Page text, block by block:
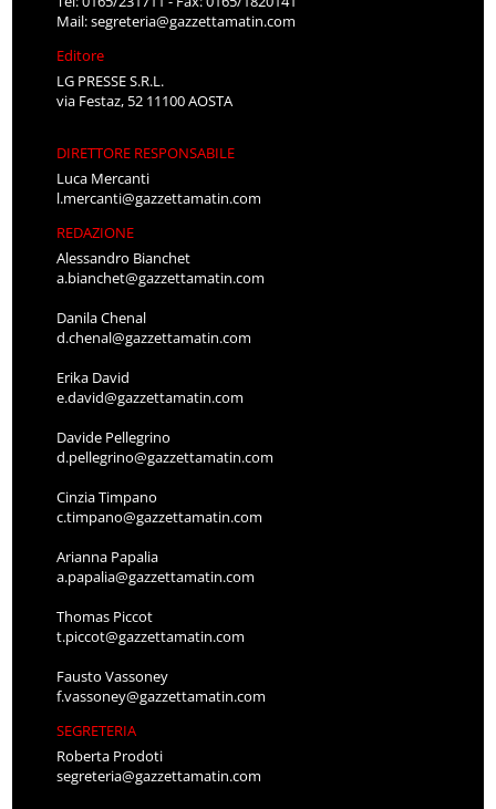
Mail:segreteria@gazzettamatin.com
Editore
LG PRESSE S.R.L.
via Festaz, 52 11100 AOSTA
DIRETTORE RESPONSABILE
Luca Mercanti
l.mercanti@gazzettamatin.com
REDAZIONE
Alessandro Bianchet
a.bianchet@gazzettamatin.com
Danila Chenal
d.chenal@gazzettamatin.com
Erika David
e.david@gazzettamatin.com
Davide Pellegrino
d.pellegrino@gazzettamatin.com
Cinzia Timpano
c.timpano@gazzettamatin.com
Arianna Papalia
a.papalia@gazzettamatin.com
Thomas Piccot
t.piccot@gazzettamatin.com
Fausto Vassoney
f.vassoney@gazzettamatin.com
SEGRETERIA
Roberta Prodoti
segreteria@gazzettamatin.com